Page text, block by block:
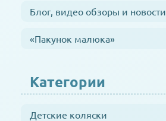
Блог, видео обзоры и новости
«Пакунок малюка»
Категории
Детские коляски